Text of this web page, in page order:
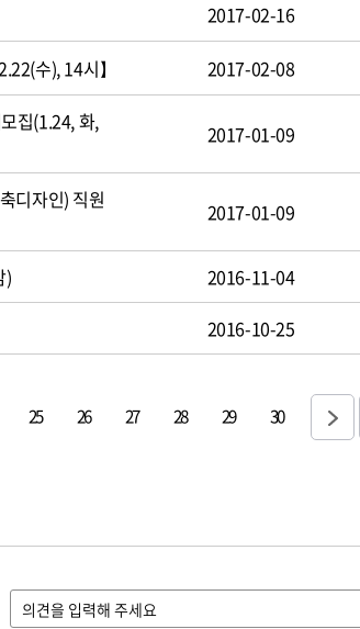
2017-02-16
수), 14시】 2017-02-08
집(1.24, 화,
2017-01-09
디자인) 직원
2017-01-09
) 2016-11-04
2016-10-25
25 26 27 28 29 30